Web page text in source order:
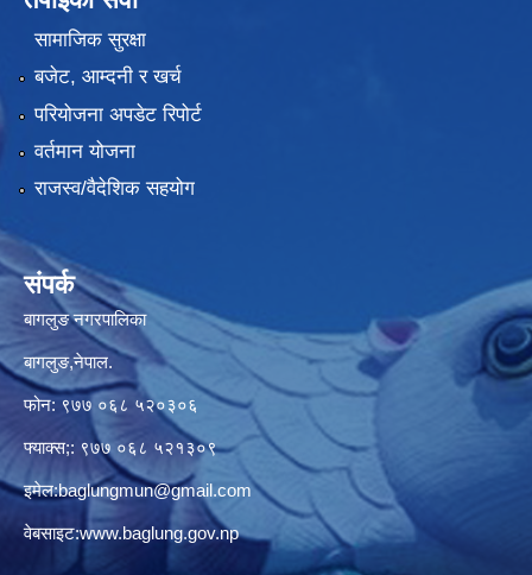
सामाजिक सुरक्षा
बजेट, आम्दनी र खर्च
परियोजना अपडेट रिपोर्ट
वर्तमान योजना
राजस्व/वैदेशिक सहयोग
संपर्क
बागलुङ नगरपालिका
बागलुङ,नेपाल.
फोन: ९७७ ०६८ ५२०३०६
फ्याक्स;: ९७७ ०६८ ५२१३०९
इमेल:baglungmun@gmail.com
वेबसाइट:www.baglung.gov.np